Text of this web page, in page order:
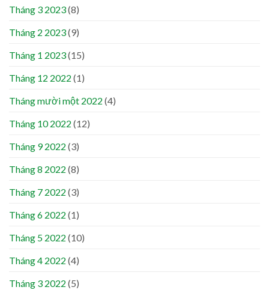
Tháng 3 2023(8)
Tháng 2 2023(9)
Tháng 1 2023(15)
Tháng 12 2022 (1)
Tháng mười một 2022 (4)
Tháng 10 2022 (12)
Tháng 9 2022 (3)
Tháng 8 2022 (8)
Tháng 7 2022 (3)
Tháng 6 2022 (1)
Tháng 5 2022 (10)
Tháng 4 2022 (4)
Tháng 3 2022 (5)